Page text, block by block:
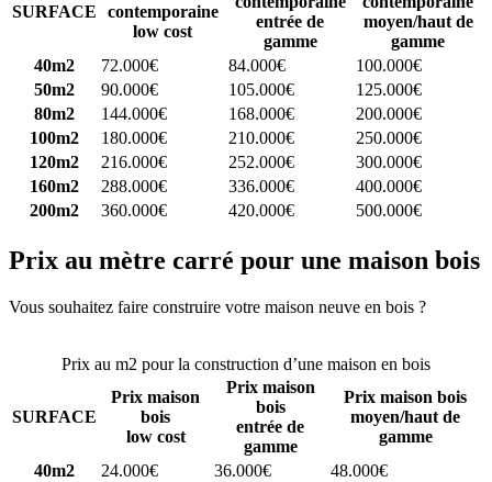
SURFACE
contemporaine
low cost
entrée de
gamme
moyen/haut de
gamme
40m2
72.000€ 84.000€
100.000€
50m2
90.000€ 105.000€
125.000€
80m2
144.000€ 168.000€
200.000€
100m2
180.000€ 210.000€
250.000€
120m2
216.000€ 252.000€
300.000€
160m2
288.000€ 336.000€
400.000€
200m2
360.000€ 420.000€ 500.000€
Prix au mètre carré pour une maison bois
Vous souhaitez faire construire votre maison neuve en bois ?
Prix au m2 pour la construction d’une maison en bois
SURFACE
Prix maison
bois
low cost
Prix maison
bois
entrée de
gamme
Prix maison bois
moyen/haut de
gamme
40m2
24.000€ 36.000€
48.000€